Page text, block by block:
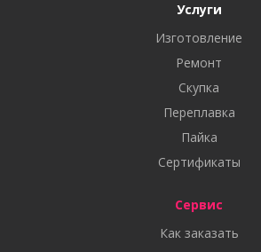
Услуги
Изготовление
Ремонт
Скупка
Переплавка
Пайка
Сертификаты
Сервис
Как заказать